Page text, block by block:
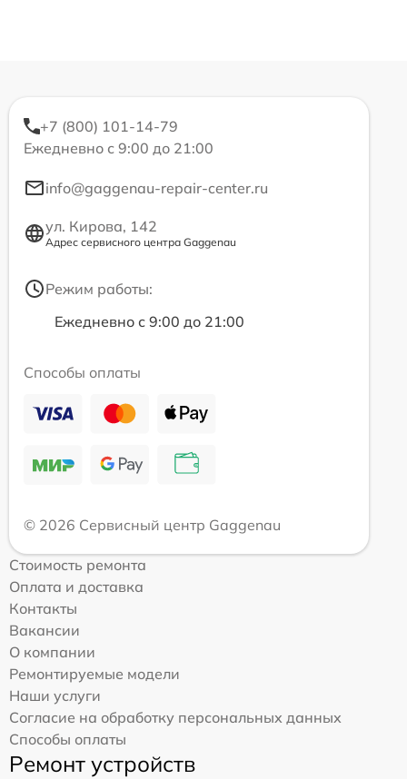
+7 (800) 101-14-79
Ежедневно с 9:00 до 21:00
info@gaggenau-repair-center.ru
ул. Кирова, 142
Адрес сервисного центра Gaggenau
Режим работы:
Ежедневно с 9:00 до 21:00
Способы оплаты
© 2026 Сервисный центр Gaggenau
Стоимость ремонта
Оплата и доставка
Контакты
Вакансии
О компании
Ремонтируемые модели
Наши услуги
Согласие на обработку персональных данных
Способы оплаты
Ремонт устройств